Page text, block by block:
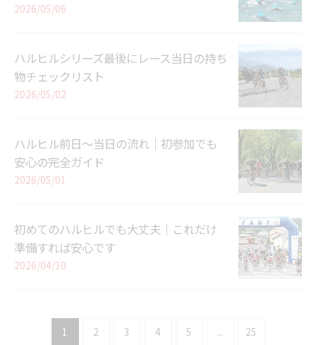
2026/05/06
ハルヒルシリーズ最後にレース当日の持ち
物チェックリスト
2026/05/02
ハルヒル前日〜当日の流れ｜初参加でも
安心の完全ガイド
2026/05/01
初めてのハルヒルでも大丈夫｜これだけ
準備すれば安心です
2026/04/30
1 2 3 4 5 ... 25